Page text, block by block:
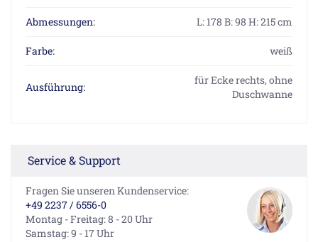
Abmessungen: L: 178 B: 98 H: 215 cm
Farbe: weiß
Ausführung:
für Ecke rechts, ohne
Duschwanne
Service & Support
Fragen Sie unseren Kundenservice:
+49 2237 / 6556-0
Montag - Freitag: 8 - 20 Uhr
Samstag: 9 - 17 Uhr